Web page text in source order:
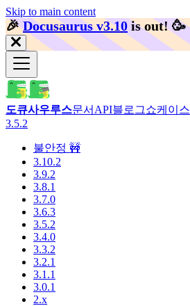
Skip to main content
🎉️Docusaurus v3.10 is out! 🥳️
도큐사우루스문서 API블로그쇼케이스
3.5.2
불안정 🚧
3.10.2
3.9.2
3.8.1
3.7.0
3.6.3
3.5.2
3.4.0
3.3.2
3.2.1
3.1.1
3.0.1
2.x